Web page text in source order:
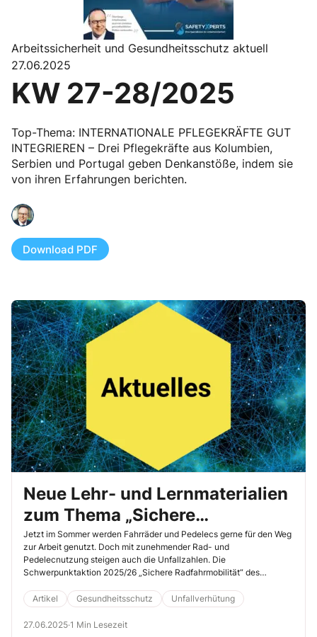
Arbeitssicherheit und Gesundheitsschutz aktuell
27.06.2025
KW 27-28/2025
Top-Thema: INTERNATIONALE PFLEGEKRÄFTE GUT
INTEGRIEREN – Drei Pflegekräfte aus Kolumbien,
Serbien und Portugal geben Denkanstöße, indem sie
von ihren Erfahrungen berichten.
Download PDF
Neue Lehr- und Lernmaterialien
zum Thema „Sichere
Radfahrmobilität“ gratis
downloaden
Jetzt im Sommer werden Fahrräder und Pedelecs gerne für den Weg
zur Arbeit genutzt. Doch mit zunehmender Rad- und
Pedelecnutzung steigen auch die Unfallzahlen. Die
Schwerpunktaktion 2025/26 „Sichere Radfahrmobilität“ des
und der Unfallkassen beleuchtet Unfallursachen und liefert Tipps
und Hinweise zur richtigen Ausstattung, zu den wichtigsten
Verkehrsregeln und sicherem Radfahren im Straßenverkehr.
Artikel Gesundheitsschutz Unfallverhütung
27.06.2025·1 Min Lesezeit